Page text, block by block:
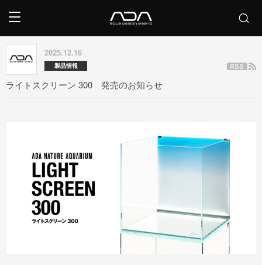
2025.12.16
製品情報
ライトスクリーン 300 発売のお知らせ